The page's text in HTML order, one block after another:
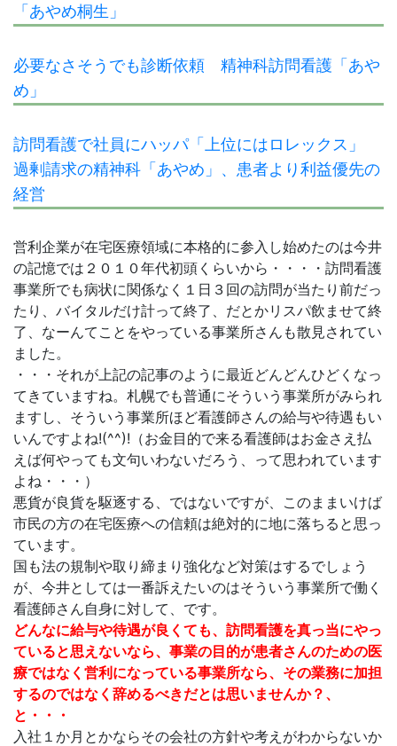
「あやめ桐生」
必要なさそうでも診断依頼 精神科訪問看護「あや
め」
訪問看護で社員にハッパ「上位にはロレックス」
過剰請求の精神科「あやめ」、患者より利益優先の
経営
営利企業が在宅医療領域に本格的に参入し始めたのは今井
の記憶では２０１０年代初頭くらいから・・・・訪問看護
事業所でも病状に関係なく１日３回の訪問が当たり前だっ
たり、バイタルだけ計って終了、だとかリスパ飲ませて終
了、なーんてことをやっている事業所さんも散見されてい
ました。
・・・それが上記の記事のように最近どんどんひどくなっ
てきていますね。札幌でも普通にそういう事業所がみられ
ますし、そういう事業所ほど看護師さんの給与や待遇もい
いんですよね!(^^)!（お金目的で来る看護師はお金さえ払
えば何やっても文句いわないだろう、って思われています
よね・・・）
悪貨が良貨を駆逐する、ではないですが、このままいけば
市民の方の在宅医療への信頼は絶対的に地に落ちると思っ
ています。
国も法の規制や取り締まり強化など対策はするでしょう
が、今井としては一番訴えたいのはそういう事業所で働く
看護師さん自身に対して、です。
どんなに給与や待遇が良くても、訪問看護を真っ当にやっ
ていると思えないなら、事業の目的が患者さんのための医
療ではなく営利になっている事業所なら、その業務に加担
するのではなく辞めるべきだとは思いませんか？、
と・・・
入社１か月とかならその会社の方針や考えがわからないか